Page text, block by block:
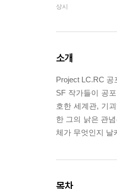
상시
소개
Project LC.RC
SF 작가들이 공
호한 세계관, 기
한 그의 낡은 관
체가 무엇인지 날
목차